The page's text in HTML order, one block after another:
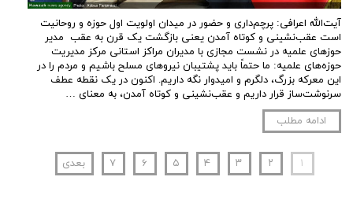
آیت‌الله اعرافی: پرچم‌داری و حضور در میدان‌ اولویت اول حوزه و روحانیت
است عقب‌نشینی و کوتاه آمدن یعنی بازگشت یک قرن به عقب مدیر‌
حوز‌های علمیه در نشست مجازی با مدیران مراکز استانی مرکز مدیریت
حوزه‌های علمیه: ما حتماً باید پشتیبان نیروهای مسلح باشیم و مردم را در
این معرکه بزرگ، دلگرم و امیدوار نگه داریم. اکنون در یک نقطه عطف
سرنوشت‌ساز قرار داریم و عقب‌نشینی و کوتاه آمدن، به معنای …
ادامه مطلب
۱ ۲ ۳ ۴ ۵ ۶ ۷ بعدی